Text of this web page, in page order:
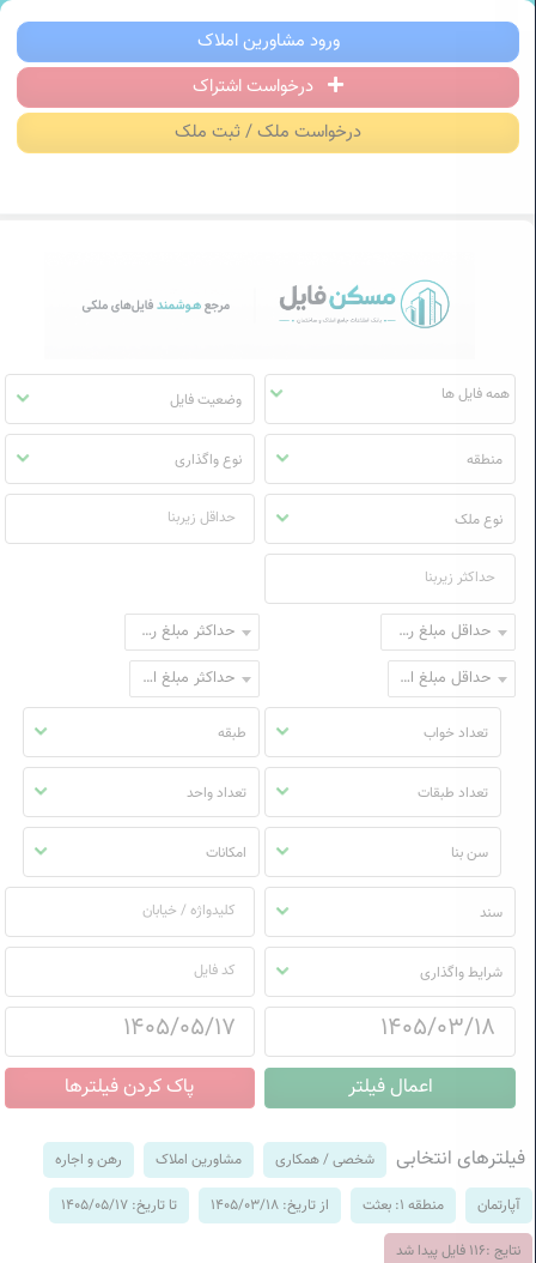
مسکن فایل | خرید، فروش، رهن و اجاره
ورود مشاورین املاک
درخواست اشتراک
درخواست ملک / ثبت ملک
مسکن
فایل
وضعیت فایل
منطقه نوع واگذاری
نوع ملک
حداقل مبلغ رهن
حداکثر مبلغ رهن
حداقل مبلغ اجاره
حداکثر مبلغ اجاره
تعداد خواب طبقه
تعداد طبقات تعداد واحد
سن بنا امکانات
سند
شرایط واگذاری
فیلترهای انتخابی شخصی / همکاری مشاورین املاک رهن و اجاره
آپارتمان منطقه 1: بعثت از تاریخ: 1405/03/18 تا تاریخ: 1405/05/17
نتایج :116 فایل پیدا شد